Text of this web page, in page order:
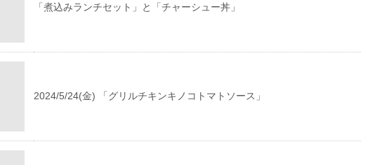
「煮込みランチセット」と「チャーシュー丼」
2024/5/24(金) 「グリルチキンキノコトマトソース」